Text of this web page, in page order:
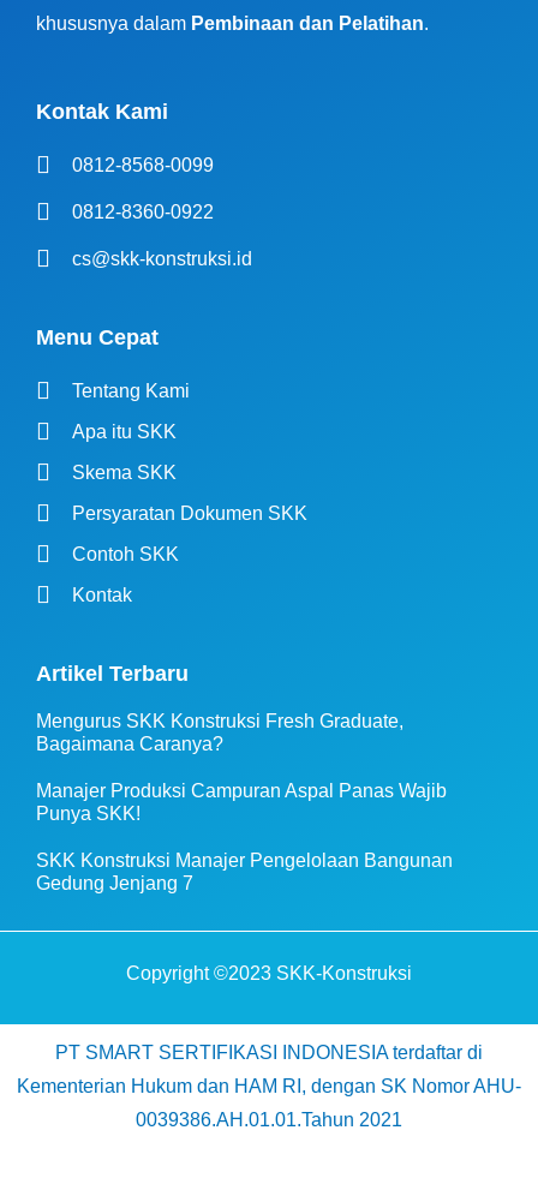
khususnya dalam Pembinaan dan Pelatihan.
Kontak Kami
0812-8568-0099
0812-8360-0922
cs@skk-konstruksi.id
Menu Cepat
Tentang Kami
Apa itu SKK
Skema SKK
Persyaratan Dokumen SKK
Contoh SKK
Kontak
Artikel Terbaru
Mengurus SKK Konstruksi Fresh Graduate,
Bagaimana Caranya?
Manajer Produksi Campuran Aspal Panas Wajib
Punya SKK!
SKK Konstruksi Manajer Pengelolaan Bangunan
Gedung Jenjang 7
Copyright ©2023 SKK-Konstruksi
PT SMART SERTIFIKASI INDONESIA terdaftar di
Kementerian Hukum dan HAM RI, dengan SK Nomor AHU-
0039386.AH.01.01.Tahun 2021